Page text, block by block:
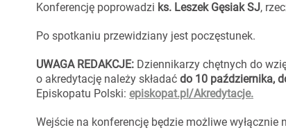
Konferencję poprowadzi ks. Leszek Gęsiak SJ,
Po spotkaniu przewidziany jest poczęstunek.
UWAGA REDAKCJE: Dziennikarzy chętnych do
o akredytację należy składać do 10 października,
Episkopatu Polski: episkopat.pl/Akredytacje.
Wejście na konferencję będzie możliwe